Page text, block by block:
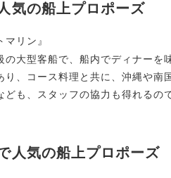
気の船上プロポーズ
マリン 』
の大型客船で、船内でディナーを
り、コース料理と共に、沖縄や南
ども、スタッフの協力も得れるの
人気の船上プロポーズ